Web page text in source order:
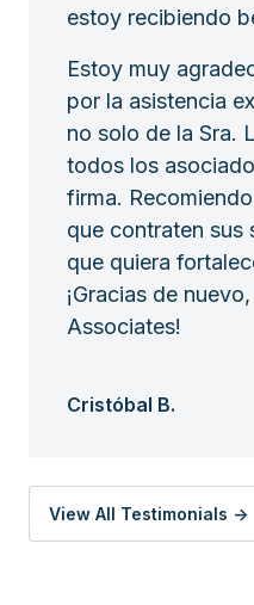
estoy recibiendo
Estoy muy
por la asistencia
no solo de la Sra.
todos los
firma.
que contraten sus
que quiera
¡Gracias de
Associates!
Cristóbal B.
View All Testimonials ->